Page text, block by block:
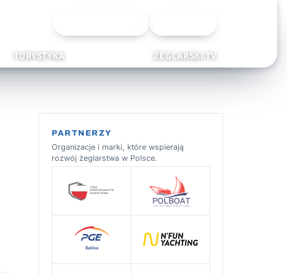
TURYSTYKA ŻEGLARSKI.TV
PARTNERZY
Organizacje i marki, które wspierają
rozwój żeglarstwa w Polsce.